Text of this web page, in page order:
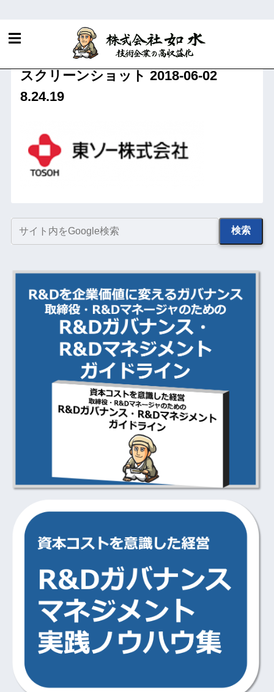
株式会社如水の評判（推薦の声）
スクリーンショット 2018-06-02
8.24.19
検索